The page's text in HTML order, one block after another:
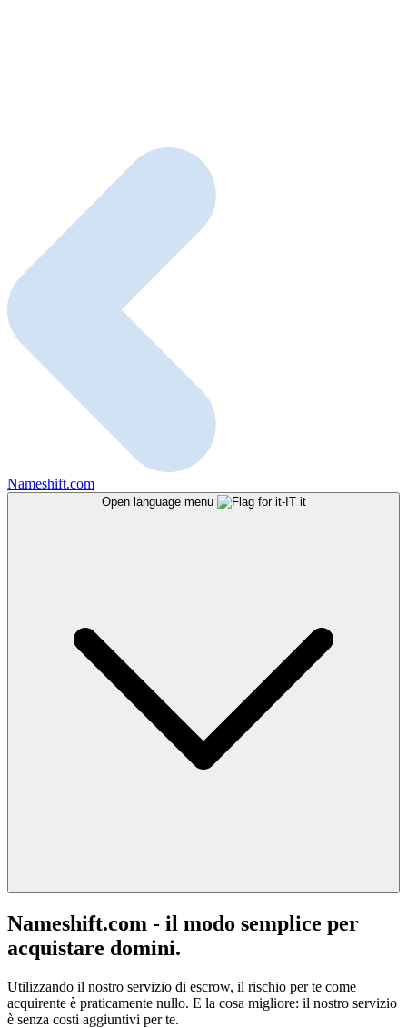
Nameshift.com
Open language menu it
Nameshift.com - il modo semplice per
acquistare domini.
Utilizzando il nostro servizio di escrow, il rischio per te come
acquirente è praticamente nullo. E la cosa migliore: il nostro servizio
è senza costi aggiuntivi per te.